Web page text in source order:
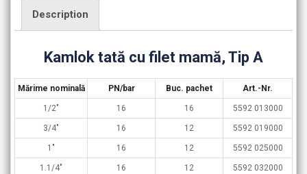
Description
Kamlok tată cu filet mamă, Tip A
Mărime nominală PN/bar Buc. pachet Art.-Nr.
1/2″ 16 16 5592 013000
3/4″ 16 12 5592 019000
1″ 16 12 5592 025000
1.1/4″ 16 12 5592 032000